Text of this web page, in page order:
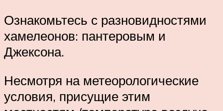
Ознакомьтесь с разновидностями
хамелеонов: пантеровым и
Джексона.
Несмотря на метеорологические
условия, присущие этим